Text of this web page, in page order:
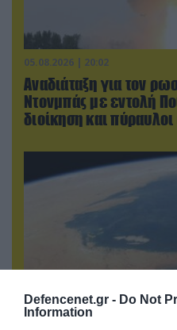
Defencenet.gr - Do Not
Information
05.08.2026 | 20:02
Αναδιάταξη για τον
Ντονμπάς με εντολή
διοίκηση και